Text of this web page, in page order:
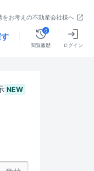
をお考えの不動産会社様へ
閲覧履歴
0
ログイン
NEW